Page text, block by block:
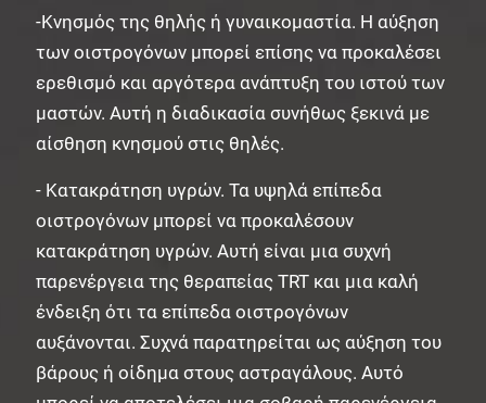
-Κνησμός της θηλής ή γυναικομαστία. Η αύξηση
των οιστρογόνων μπορεί επίσης να προκαλέσει
ερεθισμό και αργότερα ανάπτυξη του ιστού των
μαστών. Αυτή η διαδικασία συνήθως ξεκινά με
αίσθηση κνησμού στις θηλές.
- Κατακράτηση υγρών. Τα υψηλά επίπεδα
οιστρογόνων μπορεί να προκαλέσουν
κατακράτηση υγρών. Αυτή είναι μια συχνή
παρενέργεια της θεραπείας TRT και μια καλή
ένδειξη ότι τα επίπεδα οιστρογόνων
αυξάνονται. Συχνά παρατηρείται ως αύξηση του
βάρους ή οίδημα στους αστραγάλους. Αυτό